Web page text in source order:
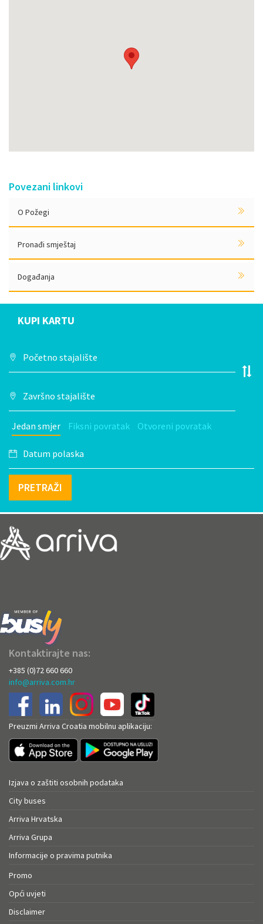
Povezani linkovi
O Požegi
Pronađi smještaj
Događanja
KUPI KARTU
Jedan smjer Fiksni povratak Otvoreni povratak
PRETRAŽI
Kontaktirajte nas:
+385 (0)72 660 660
info@arriva.com.hr
Preuzmi Arriva Croatia mobilnu aplikaciju:
Izjava o zaštiti osobnih podataka
City buses
Arriva Hrvatska
Arriva Grupa
Informacije o pravima putnika
Promo
Opći uvjeti
Disclaimer